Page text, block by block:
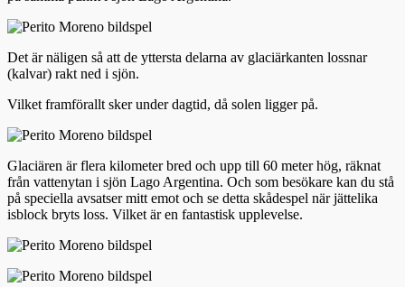
Det är näligen så att de yttersta delarna av glaciärkanten lossnar
(kalvar) rakt ned i sjön.
Vilket framförallt sker under dagtid, då solen ligger på.
Glaciären är flera kilometer bred och upp till 60 meter hög, räknat
från vattenytan i sjön Lago Argentina. Och som besökare kan du stå
på speciella avsatser mitt emot och se detta skådespel när jättelika
isblock bryts loss. Vilket är en fantastisk upplevelse.